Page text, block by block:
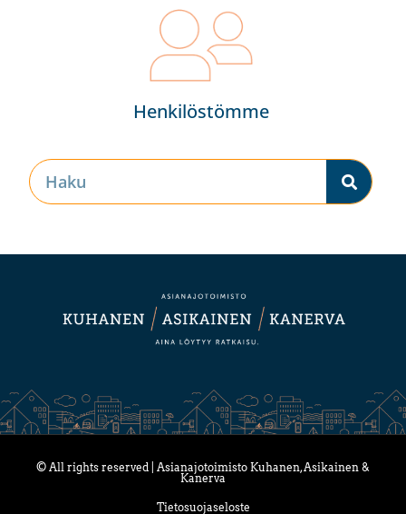
Henkilöstömme
© All rights reserved | Asianajotoimisto Kuhanen, Asikainen &
Kanerva
Tietosuojaseloste